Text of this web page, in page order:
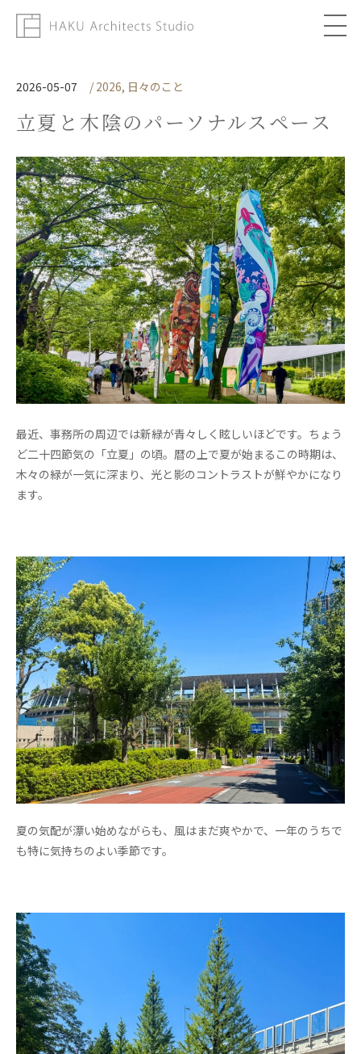
Works
Column
Topics
Contact
2026-05-07 / 2026, 日々のこと
立夏と木陰のパーソナルスペース
最近、事務所の周辺では新緑が青々しく眩しいほどです。ちょう
ど二十四節気の「立夏」の頃。暦の上で夏が始まるこの時期は、
木々の緑が一気に深まり、光と影のコントラストが鮮やかになり
ます。
夏の気配が漂い始めながらも、風はまだ爽やかで、一年のうちで
も特に気持ちのよい季節です。